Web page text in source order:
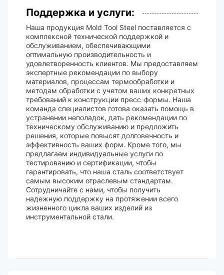
Поддержка и услуги:
Наша продукция Mold Tool Steel поставляется с
комплексной технической поддержкой и
обслуживанием, обеспечивающими
оптимальную производительность и
удовлетворенность клиентов. Мы предоставляем
экспертные рекомендации по выбору
материалов, процессам термообработки и
методам обработки с учетом ваших конкретных
требований к конструкции пресс-формы. Наша
команда специалистов готова оказать помощь в
устранении неполадок, дать рекомендации по
техническому обслуживанию и предложить
решения, которые повысят долговечность и
эффективность ваших форм. Кроме того, мы
предлагаем индивидуальные услуги по
тестированию и сертификации, чтобы
гарантировать, что наша сталь соответствует
самым высоким отраслевым стандартам.
Сотрудничайте с нами, чтобы получить
надежную поддержку на протяжении всего
жизненного цикла ваших изделий из
инструментальной стали.